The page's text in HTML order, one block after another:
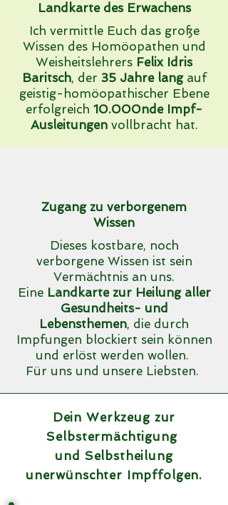
Landkarte des Erwachens
Ich vermittle Euch das große
Wissen des Homöopathen und
Weisheitslehrers Felix Idris
Baritsch, der 35 Jahre langauf
geistig-homöopathischer Ebene
erfolgreich 10.000nde Impf-
Ausleitungenvollbracht hat.
Zugang zu verborgenem
Wissen
Dieses kostbare, noch
verborgene Wissen ist sein
Vermächtnis an uns.
Eine Landkarte zur Heilung aller
Gesundheits- und
Lebensthemen, die durch
Impfungen blockiert sein können
und erlöst werden wollen.
Für uns und unsere Liebsten.
Dein Werkzeug zur
Selbstermächtigung
und Selbstheilung
unerwünschter Impffolgen.